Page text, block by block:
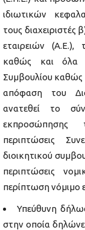
ιδιωτικών
τους
εταιρειών (Α.Ε.),
καθώς και όλα
Συμβουλίου
απόφαση του
ανατεθεί το
εκπροσώπησης
περιπτώσεις
διοικητικού
περιπτώσεις
περίπτωση
Υπεύθυνη
στην οποία